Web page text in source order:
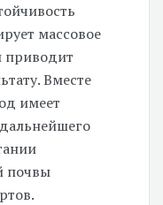
массовое
приводит
Вместе
имеет
почвы